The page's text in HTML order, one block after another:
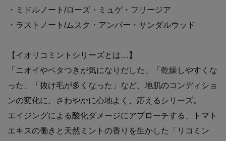
・ミドルノート/ローズ・ミュゲ・フリージア
・ラストノート/ムスク・アンバー・サンダルウッド
【イオリコミントシリーズとは…】
「ニオイやベタつきが気になりだした」「乾燥しやすくな
った」「抜け毛が多くなった」など、地肌のコンディショ
ンの変化に、さわやかに心地よく、応えるシリーズ。
エイジングによる酸化ダメージにアプローチする、トマト
エキスの働きと天然ミントの香りを生かした「リコミン